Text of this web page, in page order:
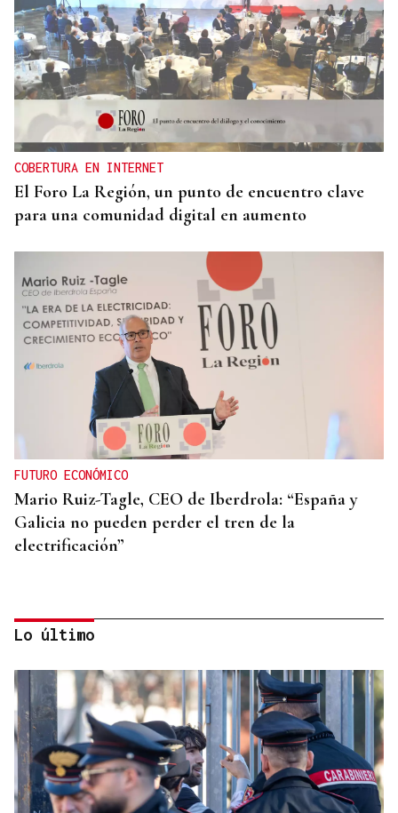
COBERTURA EN INTERNET
El Foro La Región, un punto de encuentro clave
para una comunidad digital en aumento
FUTURO ECONÓMICO
Mario Ruiz-Tagle, CEO de Iberdrola: “España y
Galicia no pueden perder el tren de la
electrificación”
ÁLBUM DE FOTOS
Galería | Mario Ruiz-Tagle, CEO de Iberdrola
España, congrega a numerosas personalidades en
Lo último